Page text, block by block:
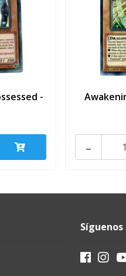
-
-
Síguenos